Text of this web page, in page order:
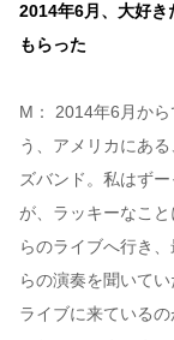
2014年6月、大好き
もらった
M： 2014年6月から
う、アメリカにあ
ズバンド。私はず
が、ラッキーなこ
らのライブへ行き
らの演奏を聞いて
ライブに来ている